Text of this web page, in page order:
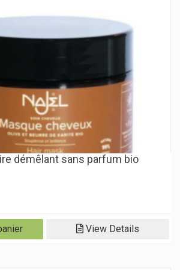
démêlant sans parfum bio
View Details